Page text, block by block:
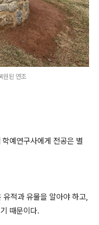
원된 연조
예연구사에게 전공은 별
적과 유물을 알아야 하고,
때문이다.